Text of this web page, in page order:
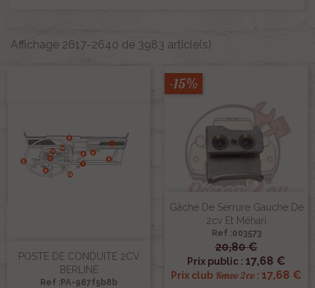
Affichage 2617-2640 de 3983 article(s)
POSTE DE CONDUITE 2CV
BERLINE
Ref :PA-967f5b8b
Gâche De Serrure Gauche De
2cv Et Méhari
Ref :003573
20,80 €
Prix public : 17,68 €
Prix club Renov 2cv : 17,68 €
-15%